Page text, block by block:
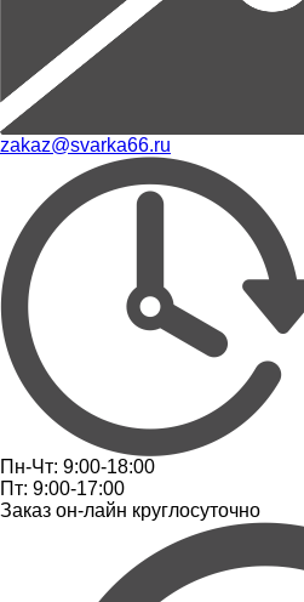
zakaz@svarka66.ru
Пн-Чт: 9:00-18:00
Пт: 9:00-17:00
Заказ он-лайн круглосуточно